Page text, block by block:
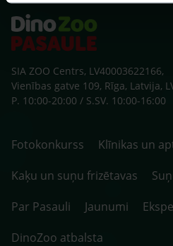
SIA ZOO Centrs, LV40003622166,
Vienības gatve 109, Rīga, Latvija,
P. 10:00-20:00 / S.SV. 10:00-16:00
Fotokonkurss
Klīnikas un
Kaķu un suņu frizētavas
Par Pasauli
Jaunumi
DinoZoo atbalsta